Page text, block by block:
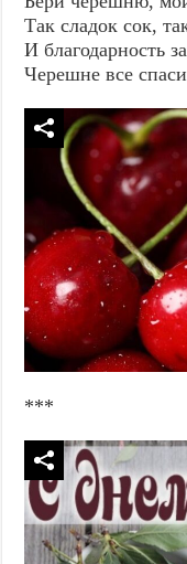
Так сладок сок,
И благодарность
Черешне все
***